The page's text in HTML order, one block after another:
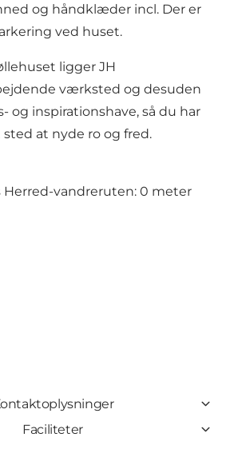
og håndklæder incl. Der er
ved huset.
ligger JH
værksted og desuden
og inspirationshave, så du har
at nyde ro og fred.
Herred-vandreruten: 0 meter
Faciliteter